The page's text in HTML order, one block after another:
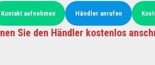
Kontakt aufnehmen Händler anrufen
Sie den Händler kostenlos